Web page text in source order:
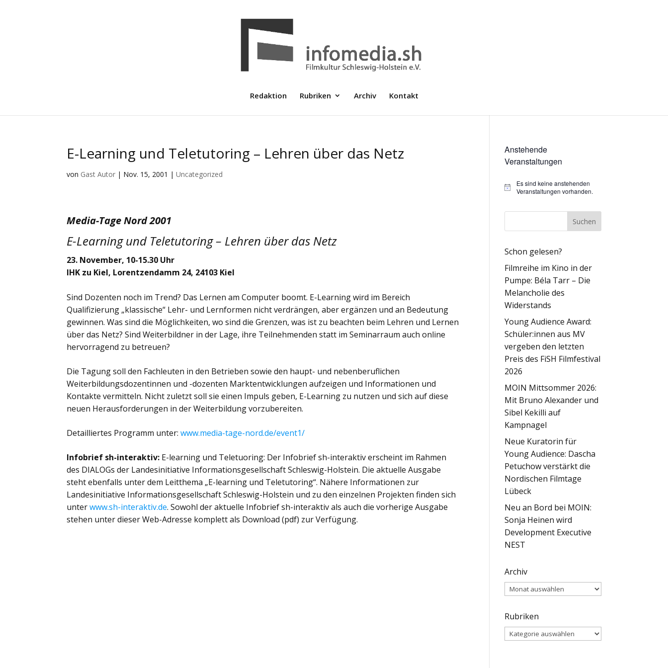
Redaktion Rubriken Archiv Kontakt
E-Learning und Teletutoring – Lehren über das Netz
von Gast Autor | Nov. 15, 2001 |Uncategorized
Media-Tage Nord 2001
E-Learning und Teletutoring – Lehren über das Netz
23. November, 10-15.30 Uhr
IHK zu Kiel, Lorentzendamm 24, 24103 Kiel
Sind Dozenten noch im Trend? Das Lernen am Computer boomt. E-Learning wird im Bereich
Qualifizierung „klassische“ Lehr- und Lernformen nicht verdrängen, aber ergänzen und an Bedeutung
gewinnen. Was sind die Möglichkeiten, wo sind die Grenzen, was ist zu beachten beim Lehren und Lernen
über das Netz? Sind Weiterbildner in der Lage, ihre Teilnehmenden statt im Seminarraum auch online
hervorragend zu betreuen?
Die Tagung soll den Fachleuten in den Betrieben sowie den haupt- und nebenberuflichen
Weiterbildungsdozentinnen und -dozenten Marktentwicklungen aufzeigen und Informationen und
Kontakte vermitteln. Nicht zuletzt soll sie einen Impuls geben, E-Learning zu nutzen und sich auf diese
neuen Herausforderungen in der Weiterbildung vorzubereiten.
Detailliertes Programm unter:www.media-tage-nord.de/event1/
Infobrief sh-interaktiv: E-learning und Teletuoring: Der Infobrief sh-interaktiv erscheint im Rahmen
des DIALOGs der Landesinitiative Informationsgesellschaft Schleswig-Holstein. Die aktuelle Ausgabe
steht ebenfalls unter dem Leitthema „E-learning und Teletutoring“. Nähere Informationen zur
Landesinitiative Informationsgesellschaft Schleswig-Holstein und zu den einzelnen Projekten finden sich
unterwww.sh-interaktiv.de. Sowohl der aktuelle Infobrief sh-interaktiv als auch die vorherige Ausgabe
stehen unter dieser Web-Adresse komplett als Download (pdf) zur Verfügung.
Anstehende
Veranstaltungen
Hinweis
Es sind keine anstehenden
Veranstaltungen vorhanden.
Schon gelesen?
Filmreihe im Kino in der
Pumpe: Béla Tarr – Die
Melancholie des
Widerstands
Young Audience Award:
Schüler:innen aus MV
vergeben den letzten
Preis des FiSH Filmfestival
2026
MOIN Mittsommer 2026:
Mit Bruno Alexander und
Sibel Kekilli auf
Kampnagel
Neue Kuratorin für
Young Audience: Dascha
Petuchow verstärkt die
Nordischen Filmtage
Lübeck
Neu an Bord bei MOIN:
Sonja Heinen wird
Development Executive
NEST
Archiv
Archiv
Rubriken
Rubriken